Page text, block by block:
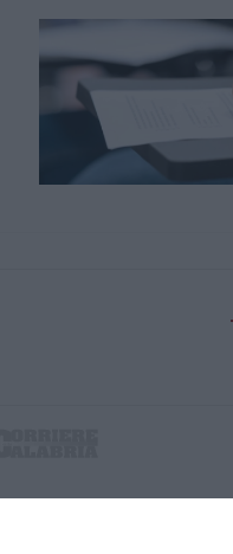
P.IVA. 03199620794, Via del